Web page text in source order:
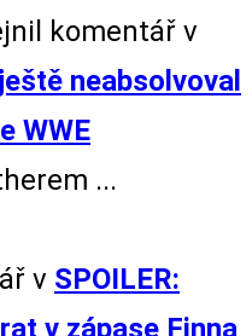
komentář v
neabsolvoval
WWE
...
v SPOILER:
v zápase Finna